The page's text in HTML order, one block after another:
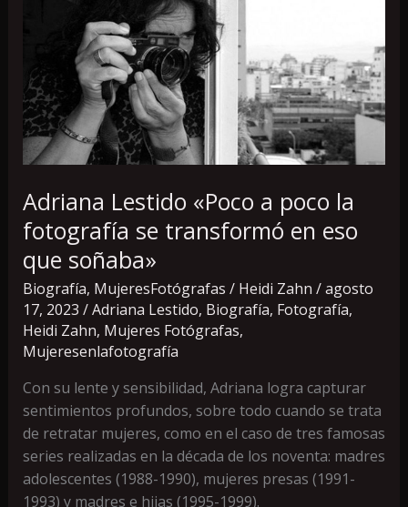
Adriana Lestido «Poco a poco la
fotografía se transformó en eso
que soñaba»
Biografía, MujeresFotógrafas / Heidi Zahn /agosto
17, 2023 /Adriana Lestido, Biografía, Fotografía,
Heidi Zahn, Mujeres Fotógrafas,
Mujeresenlafotografía
Con su lente y sensibilidad, Adriana logra capturar
sentimientos profundos, sobre todo cuando se trata
de retratar mujeres, como en el caso de tres famosas
series realizadas en la década de los noventa: madres
adolescentes (1988-1990), mujeres presas (1991-
1993) y madres e hijas (1995-1999).
la
fotografía
se
transformó
en
que
soñaba»